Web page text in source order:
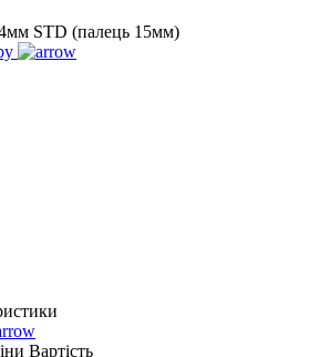
STD (палець 15мм)
Вартість